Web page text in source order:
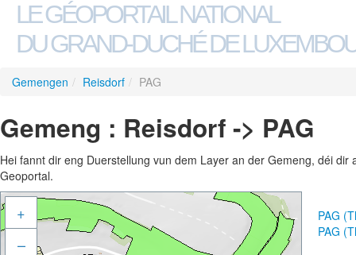
LE GÉOPORTAIL NATIONAL
DU GRAND-DUCHÉ DE
Gemengen / Reisdorf / PAG
Gemeng : Reisdorf -> PAG
Hei fannt dir eng Duerstellung vun dem Layer an der Gemeng, déi
Geoportal.
+
–
PAG
PAG